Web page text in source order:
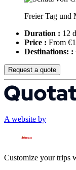
Freier Tag und
Duration : 12
Price : From
Destinations: :
Request a quote
A website by
Customize your trips